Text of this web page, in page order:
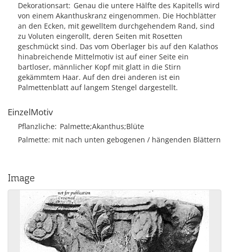
Dekorationsart Genau die untere Hälfte des Kapitells wird
von einem Akanthuskranz eingenommen. Die Hochblätter
an den Ecken, mit gewelltem durchgehendem Rand, sind
zu Voluten eingerollt, deren Seiten mit Rosetten
geschmückt sind. Das vom Oberlager bis auf den Kalathos
hinabreichende Mittelmotiv ist auf einer Seite ein
bartloser, männlicher Kopf mit glatt in die Stirn
gekämmtem Haar. Auf den drei anderen ist ein
Palmettenblatt auf langem Stengel dargestellt.
EinzelMotiv
Pflanzliche Palmette;Akanthus;Blüte
Palmette: mit nach unten gebogenen / hängenden Blättern
Image